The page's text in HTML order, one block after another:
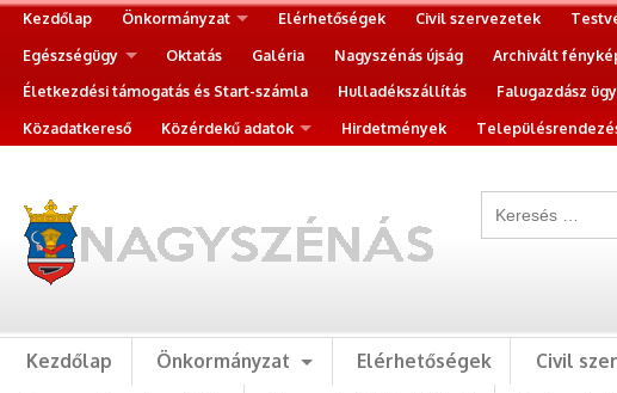
Kezdőlap Önkormányzat Elérhetőségek Civil szervezetek
Egészségügy
Oktatás Galéria Nagyszénás újság Archivált
Életkezdési támogatás és Start-számla
Hulladékszállítás Falugazdász
Közadatkereső
Közérdekű adatok Hirdetmények
Kezdőlap Önkormányzat Elérhetőségek Civil